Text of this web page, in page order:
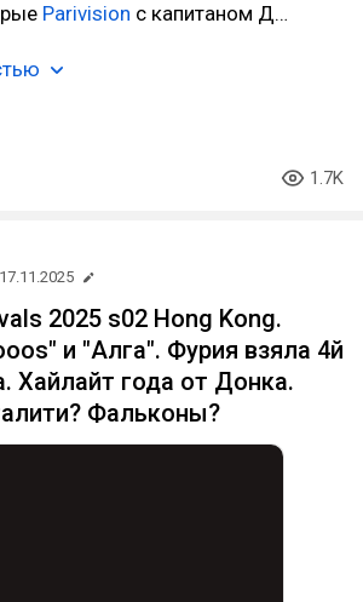
Parivision с капитаном Д…
1.7K
17.11.2025
2025 s02 Hong Kong.
и "Алга". Фурия взяла 4й
Хайлайт года от Донка.
Фальконы?